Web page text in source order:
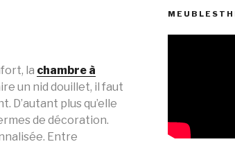
la chambre à
un nid douillet, il faut
D’autant plus qu’elle
de décoration.
Entre